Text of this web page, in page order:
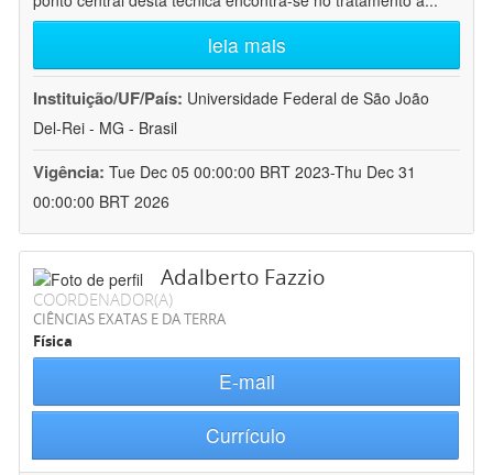
leia mais
Instituição/UF/País: Universidade Federal de São João
Del-Rei - MG - Brasil
Vigência: Tue Dec 05 00:00:00 BRT 2023-Thu Dec 31
00:00:00 BRT 2026
Adalberto Fazzio
COORDENADOR(A)
CIÊNCIAS EXATAS E DA TERRA
Física
E-mail
Currículo